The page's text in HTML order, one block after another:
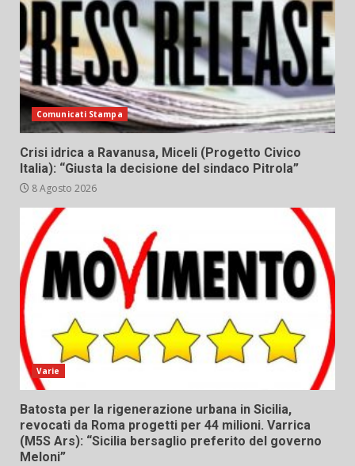
Comunicati Stampa
Crisi idrica a Ravanusa, Miceli (Progetto Civico
Italia): “Giusta la decisione del sindaco Pitrola”
8 Agosto 2026
Varie
Batosta per la rigenerazione urbana in Sicilia,
revocati da Roma progetti per 44 milioni. Varrica
(M5S Ars): “Sicilia bersaglio preferito del governo
Meloni”